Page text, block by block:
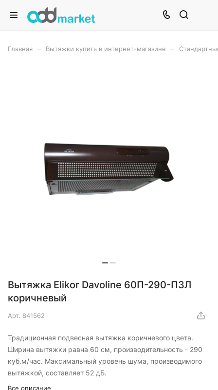
Главная Вытяжки купить в интернет-магазине
Вытяжка Elikor Davoline 60П-290-П3Л
коричневый
Арт. 841562
Традиционная подвесная вытяжка коричневого цвета.
Ширина вытяжки равна 60 см, производительность - 290
куб.м/час. Максимальный уровень шума, производимого
вытяжкой, составляет 52 дБ.
Все описание